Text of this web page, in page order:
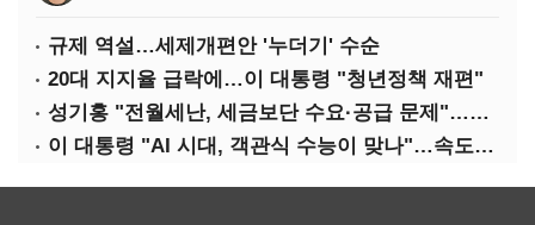
규제 역설…세제개편안 '누더기' 수순
20대 지지율 급락에…이 대통령 "청년정책 재편"
성기홍 "전월세난, 세금보단 수요·공급 문제"…닥공 시사
이 대통령 "AI 시대, 객관식 수능이 맞나"…속도전 '경계'